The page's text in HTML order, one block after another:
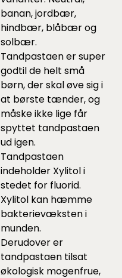
banan, jordbær,
hindbær, blåbær og
solbær.
Tandpastaen er super
godtil de helt små
børn, der skal øve sig i
at børste tænder, og
måske ikke lige får
spyttet tandpastaen
ud igen.
Tandpastaen
indeholder Xylitol i
stedet for fluorid.
Xylitol kan hæmme
bakterievæksten i
munden.
Derudover er
tandpastaen tilsat
økologisk mogenfrue,